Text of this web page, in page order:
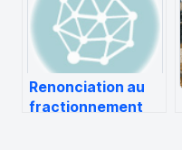
simples
Renonciation au
fractionnement